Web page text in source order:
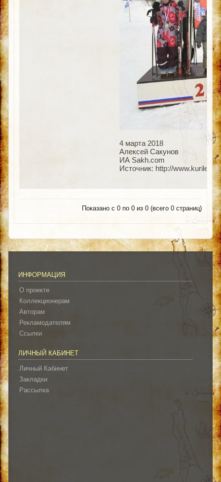
4 марта 2018
Алексей Сакунов
ИА Sakh.com
Источник: http://
Показано с 0 по 0 из 0 (всего 0 страниц)
ИНФОРМАЦИЯ
О проекте
Коллекционерам
Авторам
Рекламодателям
Ссылки
ЛИЧНЫЙ КАБИНЕТ
Личный Кабинет
Закладки
Рассылка